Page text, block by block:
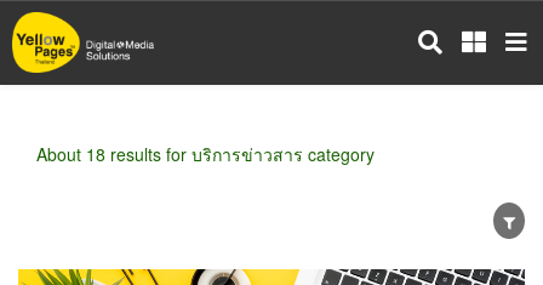
Skip
to
main
About 18 results for บริการข่าวสาร category